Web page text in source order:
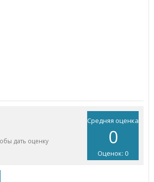
Средняя оценка
0
Оценок: 0
дать оценку